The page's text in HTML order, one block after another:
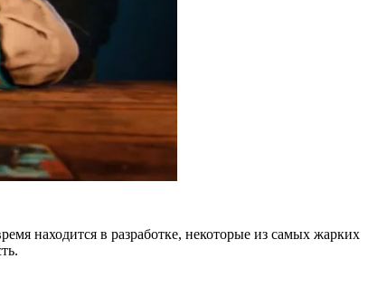
находится в разработке, некоторые из самых жарких